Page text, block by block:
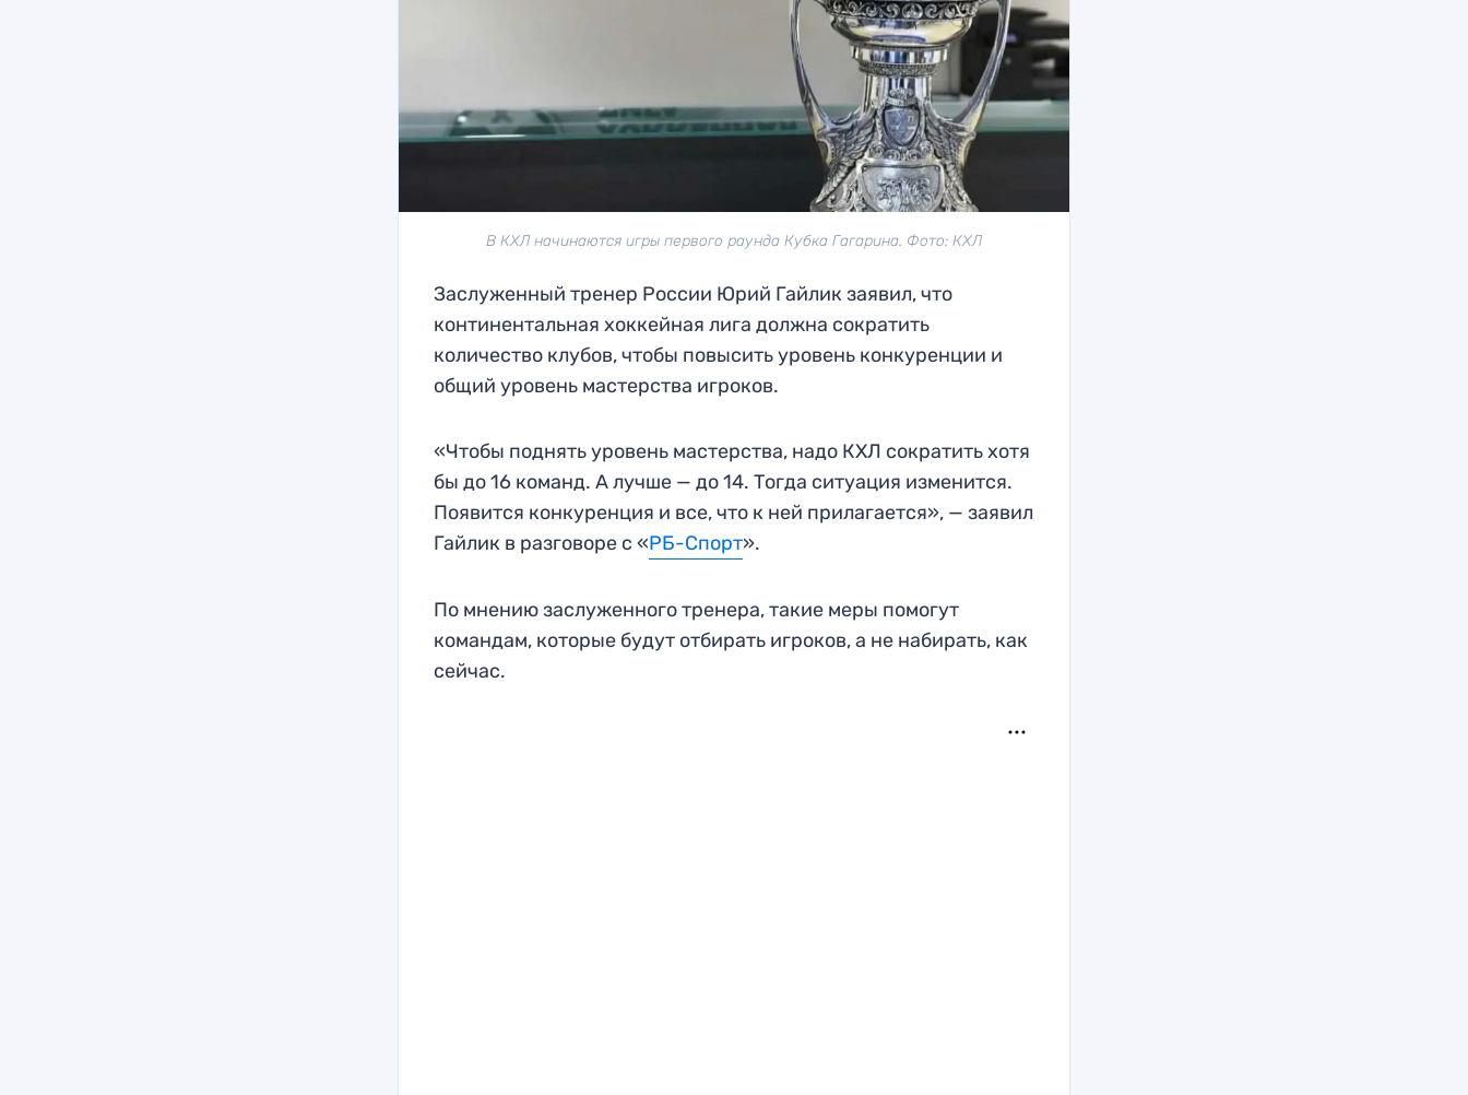
В КХЛ начинаются игры первого раунда Кубка Гагарина. Фото: КХЛ
Заслуженный тренер России Юрий Гайлик заявил, что
континентальная хоккейная лига должна сократить
количество клубов, чтобы повысить уровень конкуренции и
общий уровень мастерства игроков.
«Чтобы поднять уровень мастерства, надо КХЛ сократить хотя
бы до 16 команд. А лучше — до 14. Тогда ситуация изменится.
Появится конкуренция и все, что к ней прилагается», — заявил
Гайлик в разговоре с «РБ-Спорт».
По мнению заслуженного тренера, такие меры помогут
командам, которые будут отбирать игроков, а не набирать, как
сейчас.